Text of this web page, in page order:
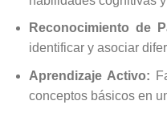
Reconocimiento de
identificar y asociar
Aprendizaje Activo:
conceptos básicos en